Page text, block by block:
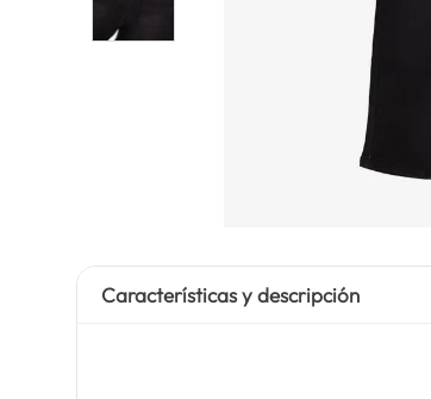
Características y descripción